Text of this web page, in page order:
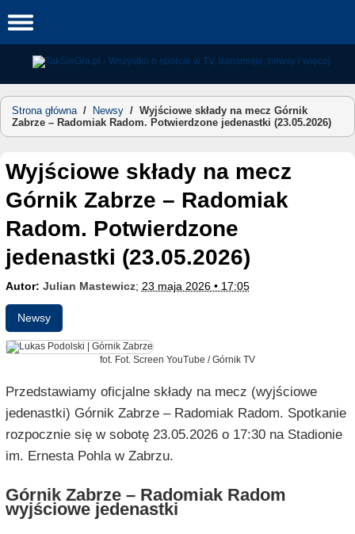
to
Strona główna/ Newsy / Wyjściowe składy na mecz Górnik
Zabrze – Radomiak Radom. Potwierdzone jedenastki (23.05.2026)
Wyjściowe składy na mecz
Górnik Zabrze – Radomiak
Radom. Potwierdzone
jedenastki (23.05.2026)
Autor: Julian Mastewicz; 23 maja 2026 • 17:05
Newsy
fot. Fot. Screen YouTube / Górnik TV
Przedstawiamy oficjalne składy na mecz (wyjściowe
jedenastki) Górnik Zabrze – Radomiak Radom. Spotkanie
rozpocznie się w sobotę 23.05.2026 o 17:30 na Stadionie
im. Ernesta Pohla w Zabrzu.
Górnik Zabrze – Radomiak Radom
wyjściowe jedenastki